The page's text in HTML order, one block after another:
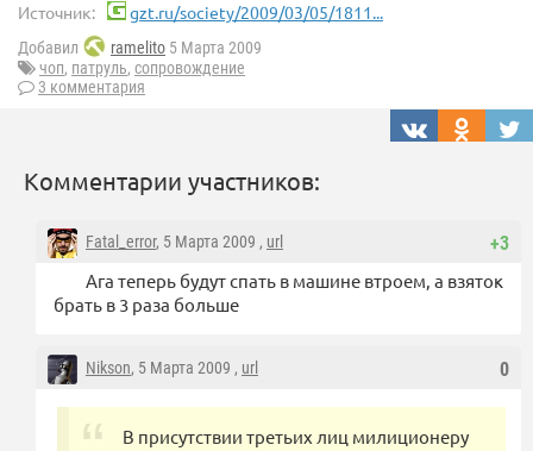
Источник: gzt.ru/society/2009/03/05/1811...
Добавил ramelito 5 Марта 2009
чоп, патруль, сопровождение
3 комментария
Комментарии участников:
+3
Fatal_error, 5 Марта 2009 , url
Ага теперь будут спать в машине втроем, а взяток
брать в 3 раза больше
0
Nikson, 5 Марта 2009 , url
В присутствии третьих лиц милиционеру